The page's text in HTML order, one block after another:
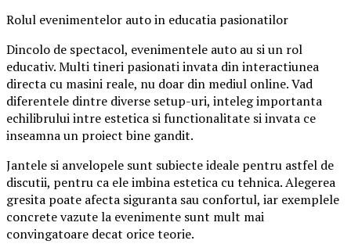
Rolul evenimentelor auto in educatia pasionatilor
Dincolo de spectacol, evenimentele auto au si un rol
educativ. Multi tineri pasionati invata din interactiunea
directa cu masini reale, nu doar din mediul online. Vad
diferentele dintre diverse setup-uri, inteleg importanta
echilibrului intre estetica si functionalitate si invata ce
inseamna un proiect bine gandit.
Jantele si anvelopele sunt subiecte ideale pentru astfel de
discutii, pentru ca ele imbina estetica cu tehnica. Alegerea
gresita poate afecta siguranta sau confortul, iar exemplele
concrete vazute la evenimente sunt mult mai
convingatoare decat orice teorie.